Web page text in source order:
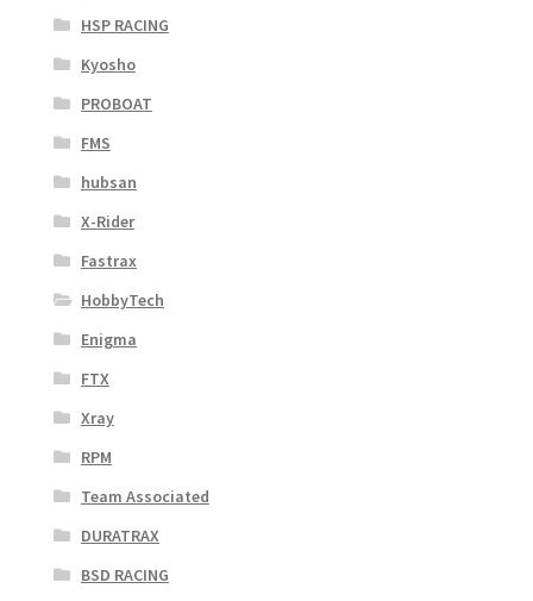
HSP RACING
Kyosho
PROBOAT
FMS
hubsan
X-Rider
Fastrax
HobbyTech
Enigma
FTX
Xray
RPM
Team Associated
DURATRAX
BSD RACING